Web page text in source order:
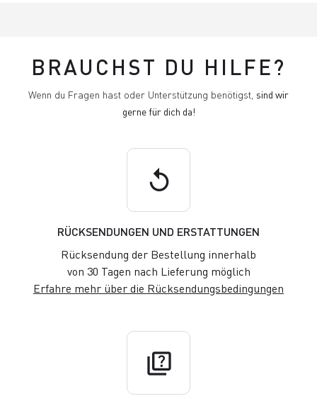
BRAUCHST DU HILFE?
Wenn du Fragen hast oder Unterstützung benötigst, sind wir
gerne für dich da!
replay
RÜCKSENDUNGEN UND ERSTATTUNGEN
Rücksendung der Bestellung innerhalb
von 30 Tagen nach Lieferung möglich
Erfahre mehr über die Rücksendungsbedingungen
quiz